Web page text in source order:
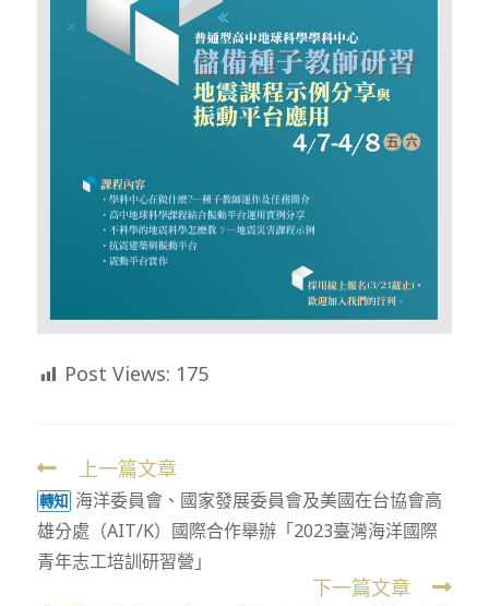
Post Views: 175
Read
more
articles
上一篇文章
轉知 海洋委員會、國家發展委員會及美國在台協會高
雄分處（AIT/K）國際合作舉辦「2023臺灣海洋國際
青年志工培訓研習營」
下一篇文章